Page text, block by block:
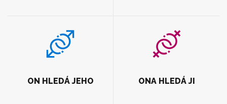
ON HLEDÁ JEHO ONA HLEDÁ JI